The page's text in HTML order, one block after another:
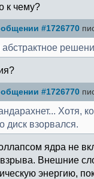
к чему?
#1726770
#1726770
Хотя,
диск взорвался.
ядра не
Внешние
энергию,